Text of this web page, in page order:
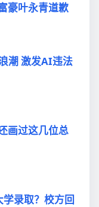
豪叶永青道歉
潮 激发AI违法
画过这几位总
录取？校方回